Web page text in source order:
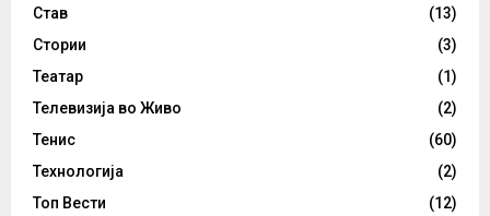
Став
(13)
Стории
(3)
Театар
(1)
Телевизија во Живо
(2)
Тенис
(60)
Технологија
(2)
Топ Вести
(12)